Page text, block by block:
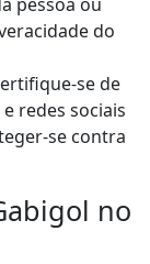
do
se de
redes sociais
se contra
no